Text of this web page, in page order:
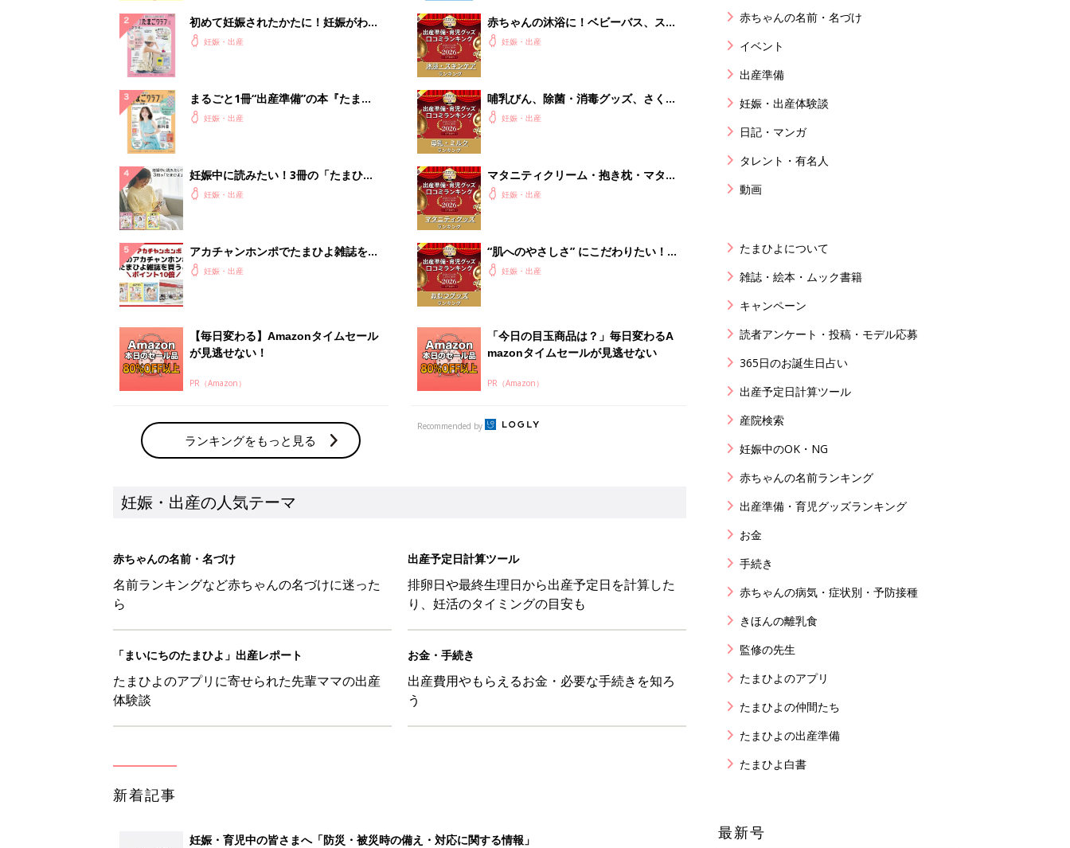
初めて妊娠されたかたに！妊娠がわか
ったら最初に読む本『初めてのたまご
妊娠・出産
まるごと1冊“出産準備”の本『たまご
クラブ 夏号』〈スペシャル大特集〉
妊娠・出産
妊娠中に読みたい！3冊の「たまひ
よ」妊娠・出産
アカチャンホンポでたまひよ雑誌を買
うとポイント10倍【期間限定】
妊娠・出産
【毎日変わる】Amazonタイムセール
が見逃せない！
PR（Amazon）
ランキングをもっと見る
赤ちゃんの沐浴に！ベビーバス、スキ
ンケアグッズ口コミ人気ランキング
妊娠・出産
哺乳びん、除菌・消毒グッズ、さく乳
器、授乳グッズで最もママ・パパの支
妊娠・出産
マタニティクリーム・抱き枕・マタニ
ティインナー・葉酸 口コミ人気ラン
妊娠・出産
“肌へのやさしさ” にこだわりたい！
ママ・パパが選ぶおむつグッズ8選
妊娠・出産
「今日の目玉商品は？」毎日変わるA
mazonタイムセールが見逃せない
PR（Amazon）
Recommended by
妊娠・出産の人気テーマ
赤ちゃんの名前・名づけ
名前ランキングなど赤ちゃんの名づけに迷った
ら
出産予定日計算ツール
排卵日や最終生理日から出産予定日を計算した
り、妊活のタイミングの目安も
「まいにちのたまひよ」出産レポート
たまひよのアプリに寄せられた先輩ママの出産
体験談
お金・手続き
出産費用やもらえるお金・必要な手続きを知ろ
う
新着記事
妊娠・育児中の皆さまへ「防災・被災時の備え・対応に関する情報」
赤ちゃんの名前・名づけ
イベント
出産準備
妊娠・出産体験談
日記・マンガ
タレント・有名人
動画
たまひよについて
雑誌・絵本・ムック書籍
キャンペーン
読者アンケート・投稿・モデル応募
365日のお誕生日占い
出産予定日計算ツール
産院検索
妊娠中のOK・NG
赤ちゃんの名前ランキング
出産準備・育児グッズランキング
お金
手続き
赤ちゃんの病気・症状別・予防接種
きほんの離乳食
監修の先生
たまひよのアプリ
たまひよの仲間たち
たまひよの出産準備
たまひよ白書
最新号